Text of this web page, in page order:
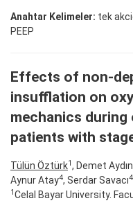
Anahtar Kelimeler: tek
PEEP
Effects of non-
insufflation on
mechanics
patients with
Tülün Öztürk1, Demet Aydın
Aynur Atay4, Serdar Savacı4
1Celal Bayar University.